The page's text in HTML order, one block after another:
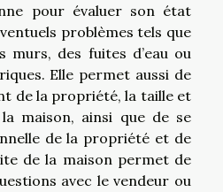
pour évaluer son état
problèmes tels que
murs, des fuites d’eau ou
Elle permet aussi de
de la propriété, la taille et
maison, ainsi que de se
de la propriété et de
de la maison permet de
avec le vendeur ou